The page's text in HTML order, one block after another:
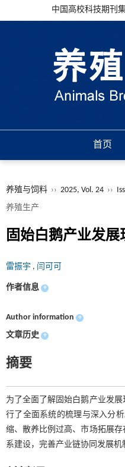
中国高校科技期刊
首页
养殖与饲料 ›› 2025, Vol. 24 ››
养殖生产
固始白鹅产业发展
雷振宇 , 闫可可
作者信息 +
Author information +
文章历史 +
摘要
为了全面了解固始白鹅产业发
行了全面系统的梳理与深入分
缩、散养比例过高、市场拓展
系建设，完善产业链协同发展机